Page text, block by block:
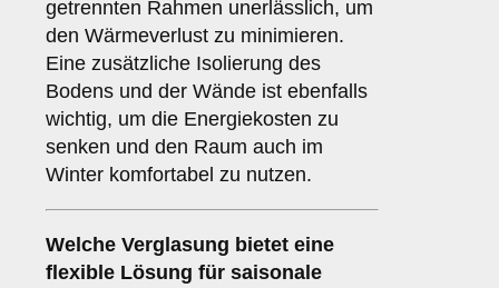
getrennten Rahmen unerlässlich, um
den Wärmeverlust zu minimieren.
Eine zusätzliche Isolierung des
Bodens und der Wände ist ebenfalls
wichtig, um die Energiekosten zu
senken und den Raum auch im
Winter komfortabel zu nutzen.
Welche Verglasung bietet eine
flexible Lösung für saisonale